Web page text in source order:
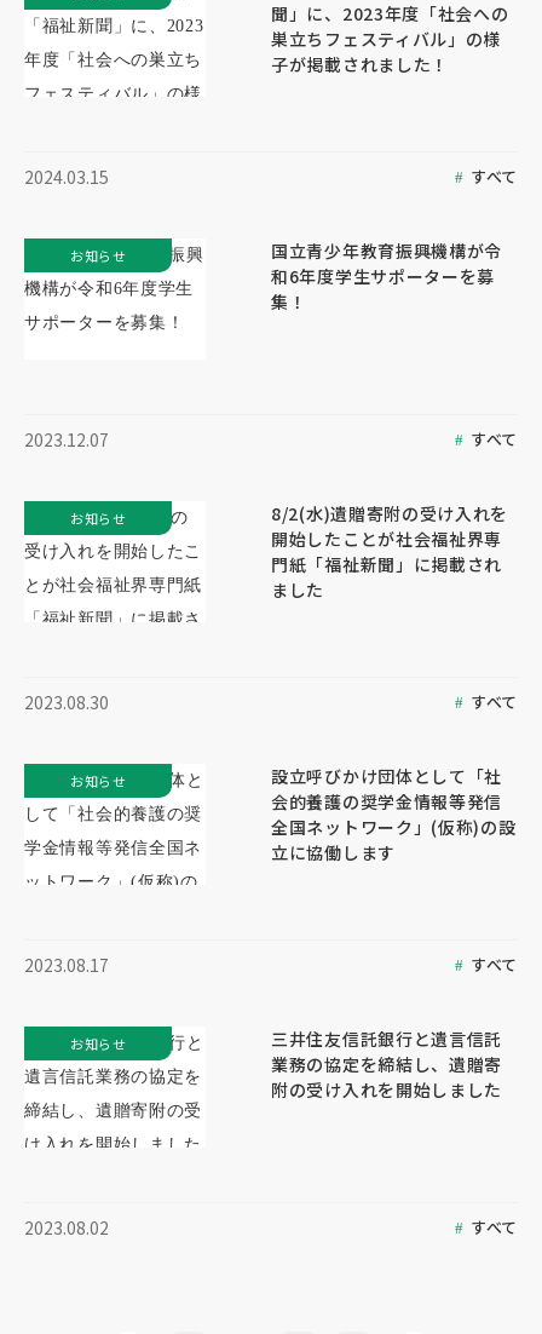
聞」に、2023年度「社会への
巣立ちフェスティバル」の様
子が掲載されました！
2024.03.15 すべて
国立青少年教育振興機構が令
和6年度学生サポーターを募
集！
2023.12.07 すべて
お知らせ
8/2(水)遺贈寄附の受け入れを
開始したことが社会福祉界専
門紙「福祉新聞」に掲載され
ました
2023.08.30 すべて
お知らせ
設立呼びかけ団体として「社
会的養護の奨学金情報等発信
全国ネットワーク」(仮称)の設
立に協働します
2023.08.17 すべて
お知らせ
三井住友信託銀行と遺言信託
業務の協定を締結し、遺贈寄
附の受け入れを開始しました
2023.08.02 すべて
お知らせ